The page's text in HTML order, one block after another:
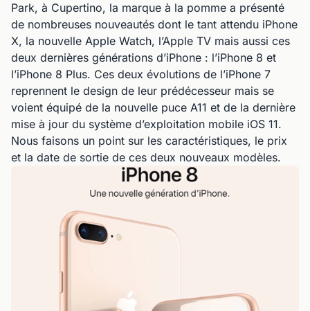
Park, à Cupertino, la marque à la pomme a présenté
de nombreuses nouveautés dont le tant attendu iPhone
X, la nouvelle Apple Watch, l’Apple TV mais aussi ces
deux dernières générations d’iPhone : l’iPhone 8 et
l’iPhone 8 Plus. Ces deux évolutions de l’iPhone 7
reprennent le design de leur prédécesseur mais se
voient équipé de la nouvelle puce A11 et de la dernière
mise à jour du système d’exploitation mobile iOS 11.
Nous faisons un point sur les caractéristiques, le prix
et la date de sortie de ces deux nouveaux modèles.